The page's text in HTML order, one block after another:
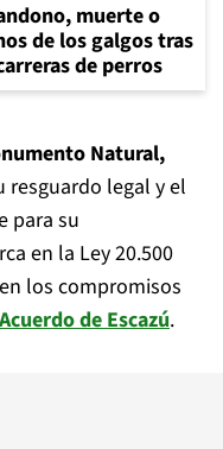
muerte o
de los galgos tras
de perros
Natural,
resguardo legal y el
para su
en la Ley 20.500
los compromisos
Acuerdo de Escazú.